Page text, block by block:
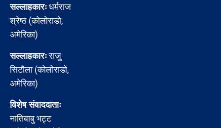
सल्लाहकारःधर्मराज
श्रेष्ठ (कोलोराडो,
अमेरिका)
सल्लाहकारःराजु
सिटौला (कोलोराडो,
अमेरिका)
विशेष संवाददाताः
नातिबाबु भट्ट